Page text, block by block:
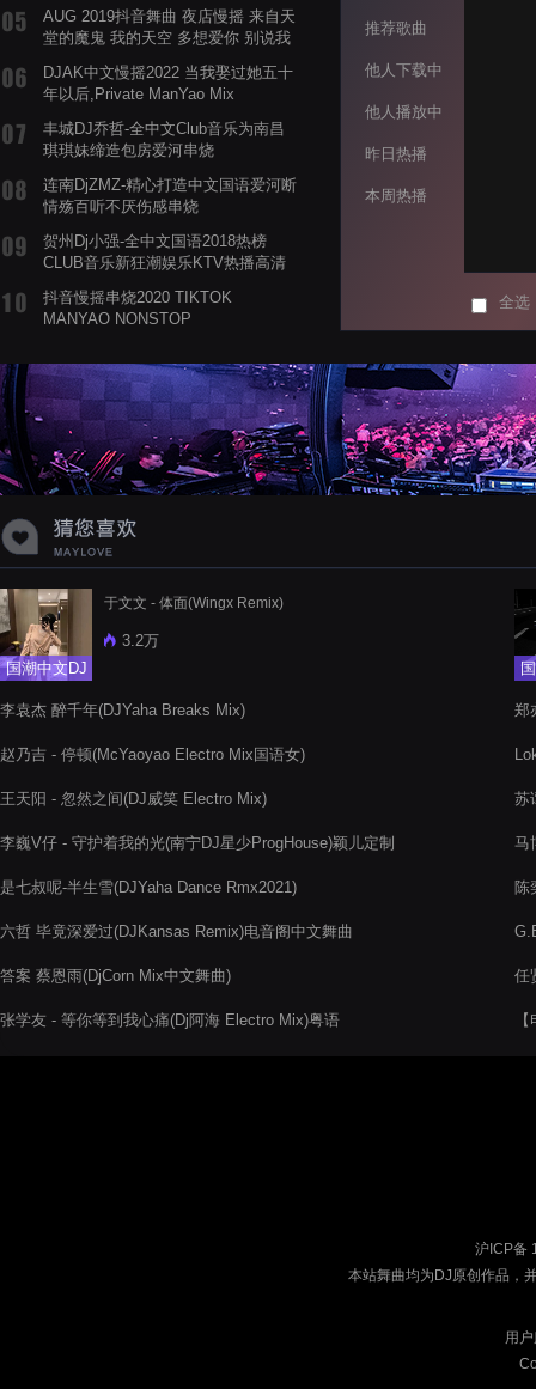
AUG 2019抖音舞曲 夜店慢摇 来自天
堂的魔鬼 我的天空 多想爱你 别说我
DJAK中文慢摇2022 当我娶过她五十
年以后,Private ManYao Mix
丰城DJ乔哲-全中文Club音乐为南昌
琪琪妹缔造包房爱河串烧
连南DjZMZ-精心打造中文国语爱河断
情殇百听不厌伤感串烧
贺州Dj小强-全中文国语2018热榜
CLUB音乐新狂潮娱乐KTV热播高清
抖音慢摇串烧2020 TIKTOK
MANYAO NONSTOP
蝉爸爸妈妈爱存在夏天的风是想你的
声音啊
推荐歌曲
他人下载中
他人播放中
昨日热播
本周热播
全选
国潮中文DJ
于文文 - 体面(Wingx Remix)
3.2万
李袁杰 醉千年(DJYaha Breaks Mix)
赵乃吉 - 停顿(McYaoyao Electro Mix国语女)
王天阳 - 忽然之间(DJ威笑 Electro Mix)
李巍V仔 - 守护着我的光(南宁DJ星少ProgHouse)颖儿定制
是七叔呢-半生雪(DJYaha Dance Rmx2021)
六哲 毕竟深爱过(DJKansas Remix)电音阁中文舞曲
答案 蔡恩雨(DjCorn Mix中文舞曲)
张学友 - 等你等到我心痛(Dj阿海 Electro Mix)粤语
郑
苏
马
陈
任
沪ICP备
本站舞曲均为DJ原创作品，
用